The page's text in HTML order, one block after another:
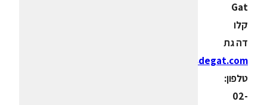
Gat
קלו
דה גת
www.closdegat.com
טלפון:
02-